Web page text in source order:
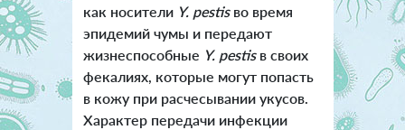
как носители Y. pestisво время
эпидемий чумы и передают
жизнеспособные Y. pestisв своих
фекалиях, которые могут попасть
в кожу при расчесывании укусов.
Характер передачи инфекции